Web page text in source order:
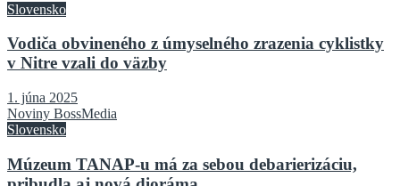
Slovensko
Vodiča obvineného z úmyselného zrazenia cyklistky
v Nitre vzali do väzby
1. júna 2025
Noviny BossMedia
Slovensko
Múzeum TANAP-u má za sebou debarierizáciu,